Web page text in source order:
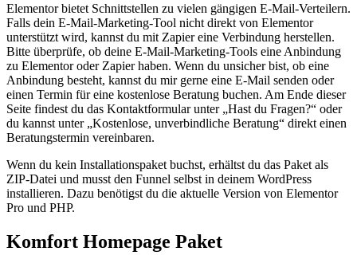
Elementor bietet Schnittstellen zu vielen gängigen E-Mail-Verteilern.
Falls dein E-Mail-Marketing-Tool nicht direkt von Elementor
unterstützt wird, kannst du mit Zapier eine Verbindung herstellen.
Bitte überprüfe, ob deine E-Mail-Marketing-Tools eine Anbindung
zu Elementor oder Zapier haben. Wenn du unsicher bist, ob eine
Anbindung besteht, kannst du mir gerne eine E-Mail senden oder
einen Termin für eine kostenlose Beratung buchen. Am Ende dieser
Seite findest du das Kontaktformular unter „Hast du Fragen?“ oder
du kannst unter „Kostenlose, unverbindliche Beratung“ direkt einen
Beratungstermin vereinbaren.
Wenn du kein Installationspaket buchst, erhältst du das Paket als
ZIP-Datei und musst den Funnel selbst in deinem WordPress
installieren. Dazu benötigst du die aktuelle Version von Elementor
Pro und PHP.
Komfort Homepage Paket